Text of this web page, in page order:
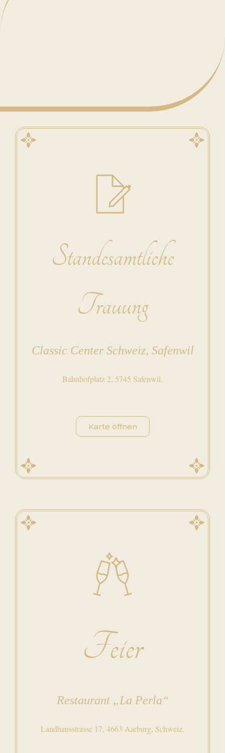
Standesamtliche
Trauung
Classic Center Schweiz, Safenwil
Bahnhofplatz 2, 5745 Safenwil.
Karte öffnen
Feier
Restaurant „La Perla“
Landhausstrasse 17, 4663 Aarburg, Schweiz.